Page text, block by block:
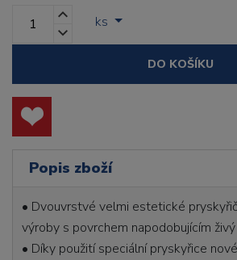
ks
DO KOŠÍKU
Popis zboží
• Dvouvrstvé velmi estetické
výroby s povrchem napodobujícím živý
• Díky použití speciální pryskyřice